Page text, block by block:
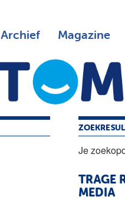
Archief Magazine
Je
TRAGE
MEDIA